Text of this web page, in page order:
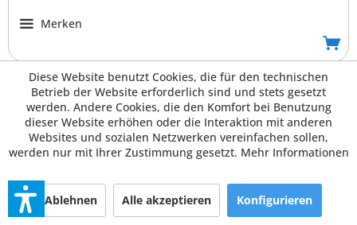
Merken
Diese Website benutzt Cookies, die für den technischen
Betrieb der Website erforderlich sind und stets gesetzt
werden. Andere Cookies, die den Komfort bei Benutzung
dieser Website erhöhen oder die Interaktion mit anderen
Websites und sozialen Netzwerken vereinfachen sollen,
werden nur mit Ihrer Zustimmung gesetzt. Mehr Informationen
Ablehnen Alle akzeptieren Konfigurieren